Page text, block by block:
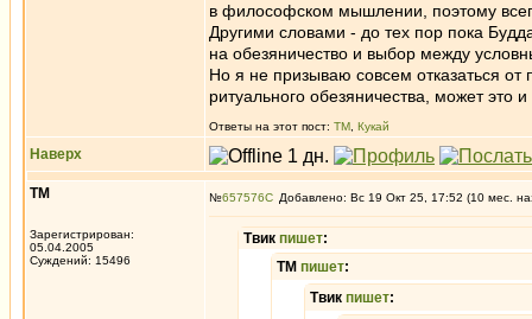
в философском мышлении, поэтому
Другими словами - до тех пор пока
на обезяничество и выбор между
Но я не призываю совсем отказаться
ритуального обезяничества, может это
Ответы на этот пост: ТМ Кукай
Наверх
ТМ
Зарегистрирован:
05.04.2005
Суждений: 15496
№657576 Добавлено: Вс 19 Окт 25, 17:52 (10 мес.
Твик пишет:
ТМ пишет:
Твик пишет: